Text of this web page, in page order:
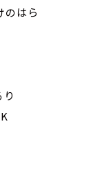
はら